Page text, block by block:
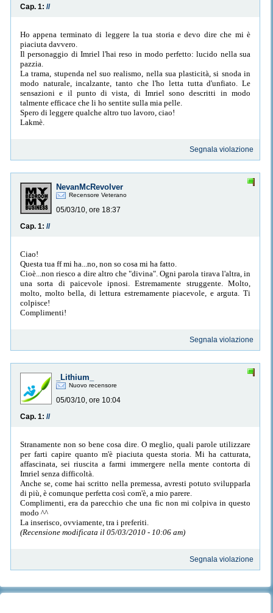
Cap. 1: //
Ho appena terminato di leggere la tua storia e devo dire che mi è
piaciuta davvero.
Il personaggio di Imriel l'hai reso in modo perfetto: lucido nella sua
pazzia.
La trama, stupenda nel suo realismo, nella sua plasticità, si snoda in
modo naturale, incalzante, tanto che l'ho letta tutta d'unfiato. Le
sensazioni e il punto di vista, di Imriel sono descritti in modo
talmente efficace che li ho sentite sulla mia pelle.
Spero di leggere qualche altro tuo lavoro, ciao!
Lakmè.
Segnala violazione
NevanMcRevolver
Recensore Veterano
05/03/10, ore 18:37
Cap. 1: //
Ciao!
Questa tua ff mi ha...no, non so cosa mi ha fatto.
Cioè...non riesco a dire altro che "divina". Ogni parola tirava l'altra, in
una sorta di paicevole ipnosi. Estremamente struggente. Molto,
molto, molto bella, di lettura estremamente piacevole, e arguta. Ti
colpisce!
Complimenti!
Segnala violazione
_Lithium_
Nuovo recensore
05/03/10, ore 10:04
Cap. 1: //
Stranamente non so bene cosa dire. O meglio, quali parole utilizzare
per farti capire quanto m'è piaciuta questa storia. Mi ha catturata,
affascinata, sei riuscita a farmi immergere nella mente contorta di
Imriel senza difficoltà.
Anche se, come hai scritto nella premessa, avresti potuto svilupparla
di più, è comunque perfetta così com'è, a mio parere.
Complimenti, era da parecchio che una fic non mi colpiva in questo
modo ^^
La inserisco, ovviamente, tra i preferiti.
(Recensione modificata il 05/03/2010 - 10:06 am)
Segnala violazione